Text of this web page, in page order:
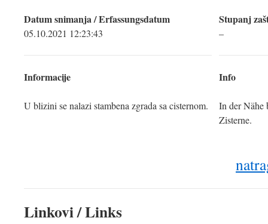
Datum snimanja / Erfassungsdatum
05.10.2021 12:23:43
Informacije
U blizini se nalazi stambena zgrada sa cisternom.
Stupanj
–
Info
In der Nähe
Zisterne.
Linkovi / Links